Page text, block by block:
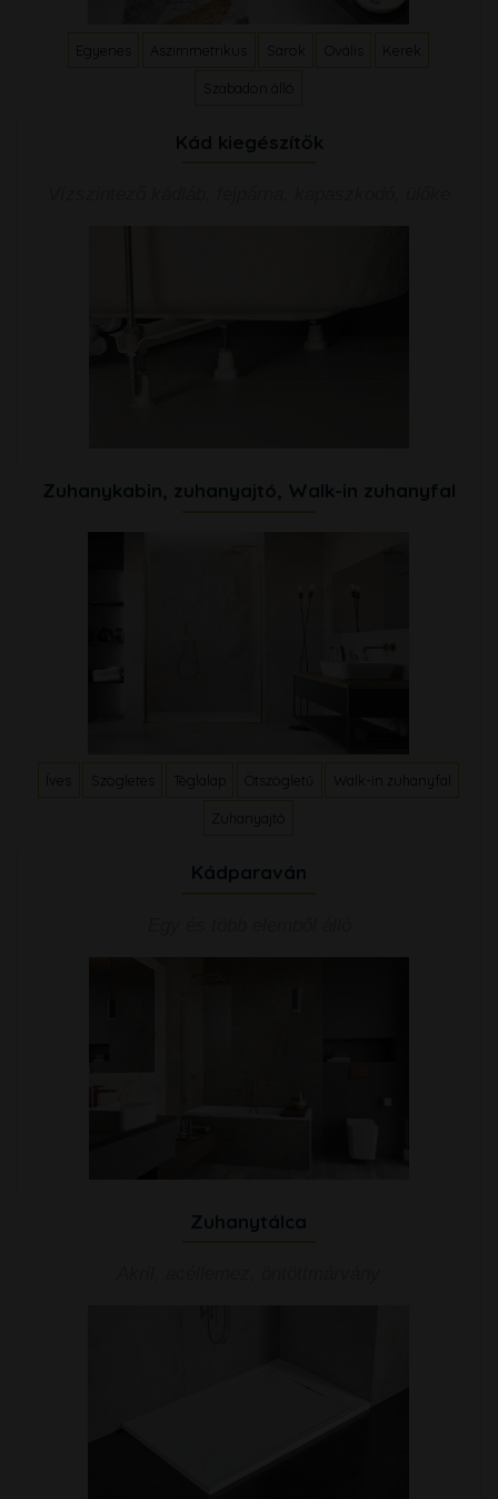
Egyenes Aszimmetrikus Kerek
Kád kiegészítők
Zuhanykabin, zuhanyajtó, Walk-in zuhanyfal
Íves Szögletes Téglalap Ötszögletű Walk-in zuhanyfal
Zuhanyajtó
Kádparaván
Zuhanytálca